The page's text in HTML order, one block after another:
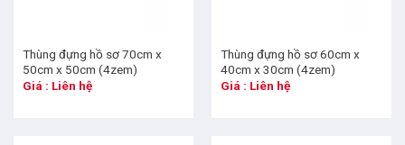
Thùng đựng hồ sơ 70cm x
50cm x 50cm (4zem)
Giá : Liên hệ
Thùng đựng hồ sơ 60cm x
40cm x 30cm (4zem)
Giá : Liên hệ